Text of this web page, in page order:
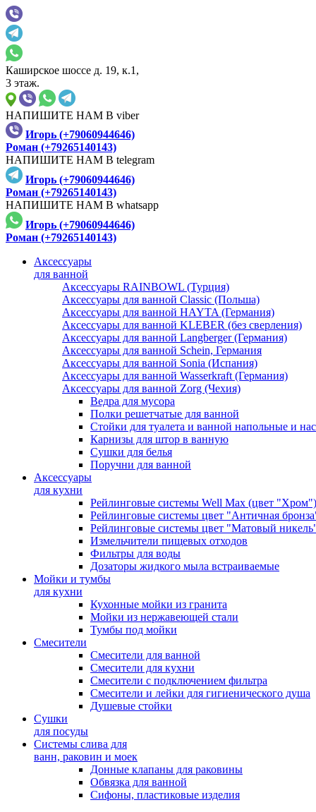
Каширское шоссе д. 19, к.1,
3 этаж.
НАПИШИТЕ НАМ В viber
Игорь (+79060944646)
Роман (+79265140143)
НАПИШИТЕ НАМ В telegram
Игорь (+79060944646)
Роман (+79265140143)
НАПИШИТЕ НАМ В whatsapp
Игорь (+79060944646)
Роман (+79265140143)
Аксессуары
для ванной
Аксессуары RAINBOWL (Турция)
Аксессуары для ванной Classic (Польша)
Аксессуары для ванной HAYTA (Германия)
Аксессуары для ванной KLEBER (без сверления)
Аксессуары для ванной Langberger (Германия)
Аксессуары для ванной Schein, Германия
Аксессуары для ванной Sonia (Испания)
Аксессуары для ванной Wasserkraft (Германия)
Аксессуары для ванной Zorg (Чехия)
Ведра для мусора
Полки решетчатые для ванной
Стойки для туалета и ванной напольные и
Карнизы для штор в ванную
Сушки для белья
Поручни для ванной
Аксессуары
для кухни
Рейлинговые системы Well Max (цвет "Хром")
Рейлинговые системы цвет "Античная
Рейлинговые системы цвет "Матовый
Измельчители пищевых отходов
Фильтры для воды
Дозаторы жидкого мыла встраиваемые
Мойки и тумбы
для кухни
Кухонные мойки из гранита
Мойки из нержавеющей стали
Тумбы под мойки
Смесители
Смесители для ванной
Смесители для кухни
Смесители с подключением фильтра
Cмесители и лейки для гигиенического душа
Душевые стойки
Сушки
для посуды
Системы слива для
ванн, раковин и моек
Донные клапаны для раковины
Обвязка для ванной
Сифоны, пластиковые изделия